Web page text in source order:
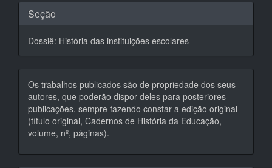
Seção
Dossiê: História das instituições escolares
Os trabalhos publicados são de propriedade dos seus
autores, que poderão dispor deles para posteriores
publicações, sempre fazendo constar a edição original
(título original, Cadernos de História da Educação,
volume, nº, páginas).